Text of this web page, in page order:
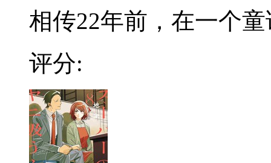
相传22年前，在一个
评分: